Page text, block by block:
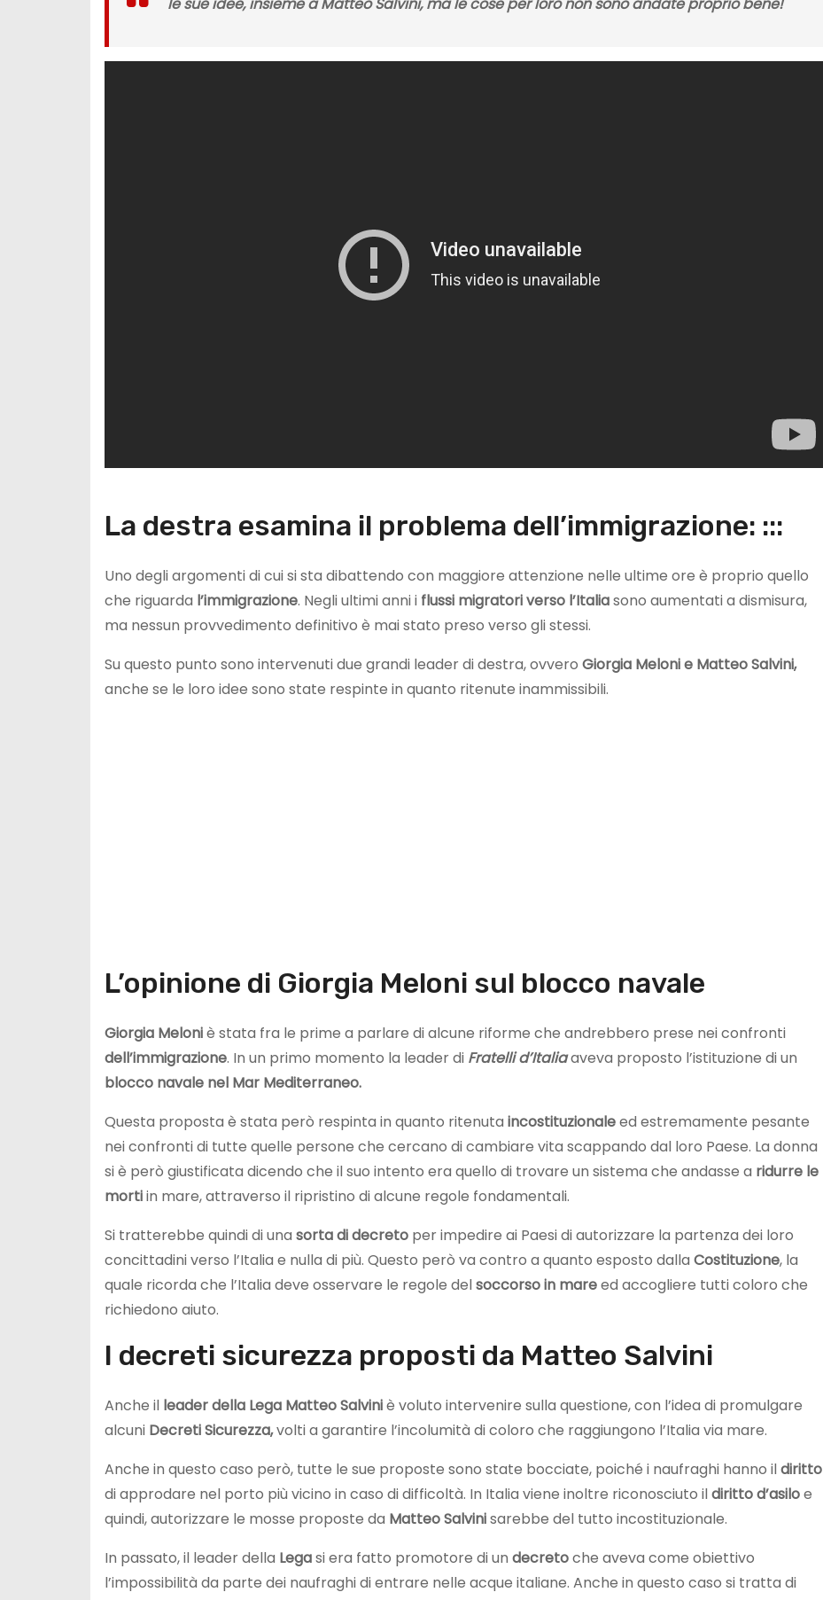
La destra esamina il problema dell’immigrazione: :::
Uno degli argomenti di cui si sta dibattendo con maggiore attenzione nelle ultime ore è proprio quello
che riguarda l’immigrazione. Negli ultimi anni i flussi migratori verso l’Italiasono aumentati a dismisura,
ma nessun provvedimento definitivo è mai stato preso verso gli stessi.
Su questo punto sono intervenuti due grandi leader di destra, ovvero Giorgia Meloni e Matteo Salvini,
anche se le loro idee sono state respinte in quanto ritenute inammissibili.
L’opinione di Giorgia Meloni sul blocco navale
Giorgia Meloniè stata fra le prime a parlare di alcune riforme che andrebbero prese nei confronti
dell’immigrazione. In un primo momento la leader di Fratelli d’Italiaaveva proposto l’istituzione di un
blocco navale nel Mar Mediterraneo.
Questa proposta è stata però respinta in quanto ritenuta incostituzionaleed estremamente pesante
nei confronti di tutte quelle persone che cercano di cambiare vita scappando dal loro Paese. La donna
si è però giustificata dicendo che il suo intento era quello di trovare un sistema che andasse a ridurre le
mortiin mare, attraverso il ripristino di alcune regole fondamentali.
Si tratterebbe quindi di una sorta di decreto per impedire ai Paesi di autorizzare la partenza dei loro
concittadini verso l’Italia e nulla di più. Questo però va contro a quanto esposto dalla Costituzione, la
quale ricorda che l’Italia deve osservare le regole delsoccorso in mareed accogliere tutti coloro che
richiedono aiuto.
I decreti sicurezza proposti da Matteo Salvini
Anche il leader della Lega Matteo Salviniè voluto intervenire sulla questione, con l’idea di promulgare
alcuni Decreti Sicurezza,volti a garantire l’incolumità di coloro che raggiungono l’Italia via mare.
Anche in questo caso però, tutte le sue proposte sono state bocciate, poiché i naufraghi hanno ildiritto
di approdare nel porto più vicino in caso di difficoltà. In Italia viene inoltre riconosciuto ildiritto d’asiloe
quindi, autorizzare le mosse proposte da MatteoSalvinisarebbe del tutto incostituzionale.
In passato, il leader della Legasi era fatto promotore di un decretoche aveva come obiettivo
l’impossibilità da parte dei naufraghi di entrare nelle acque italiane. Anche in questo caso si tratta di